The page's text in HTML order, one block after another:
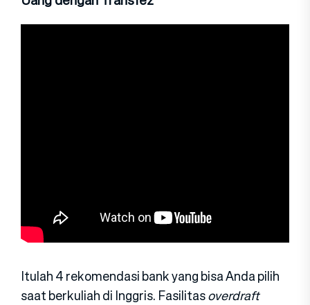
Itulah 4 rekomendasi bank yang bisa Anda pilih
saat berkuliah di Inggris. Fasilitasoverdraft